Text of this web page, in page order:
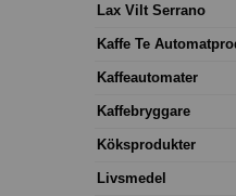
Lax Vilt Serrano
Kaffe Te
Kaffeautomater
Kaffebryggare
Köksprodukter
Livsmedel